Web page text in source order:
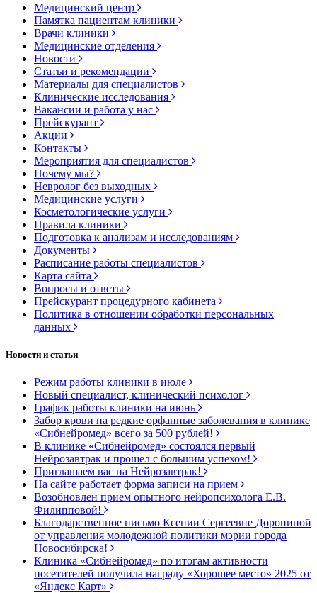
Медицинский центр
Памятка пациентам клиники
Врачи клиники
Медицинские отделения
Новости
Статьи и рекомендации
Материалы для специалистов
Клинические исследования
Вакансии и работа у нас
Прейскурант
Акции
Контакты
Мероприятия для специалистов
Почему мы?
Невролог без выходных
Медицинские услуги
Косметологические услуги
Правила клиники
Подготовка к анализам и исследованиям
Документы
Расписание работы специалистов
Карта сайта
Вопросы и ответы
Прейскурант процедурного кабинета
Политика в отношении обработки персональных
данных
Новости и статьи
Режим работы клиники в июле
Новый специалист, клинический психолог
График работы клиники на июнь
Забор крови на редкие орфанные заболевания в клинике
«Сибнейромед» всего за 500 рублей!
В клинике «Сибнейромед» состоялся первый
Нейрозавтрак и прошел с большим успехом!
Приглашаем вас на Нейрозавтрак!
На сайте работает форма записи на прием
Возобновлен прием опытного нейропсихолога Е.В.
Филипповой!
Благодарственное письмо Ксении Сергеевне Дорониной
от управления молодежной политики мэрии города
Новосибирска!
Клиника «Сибнейромед» по итогам активности
посетителей получила награду «Хорошее место» 2025 от
«Яндекс Карт»